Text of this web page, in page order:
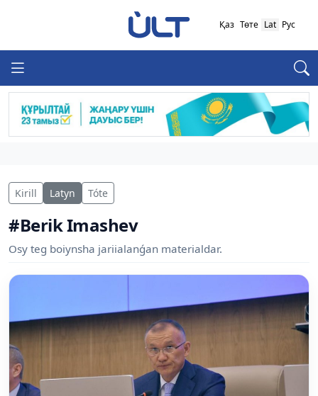
Қаз Төте Lat Рус
Kirill Latyn Tóte
#Berik Imashev
Osy teg boiynsha jariialanǵan materialdar.